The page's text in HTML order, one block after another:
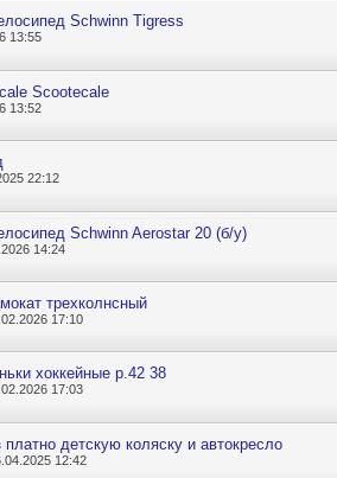
Schwinn Tigress
13:55
Scootecale
13:52
22:12
Schwinn Aerostar 20 (б/у)
14:24
трехколнсный
17:10
хоккейные р.42 38
17:03
детскую коляску и автокресло
12:42